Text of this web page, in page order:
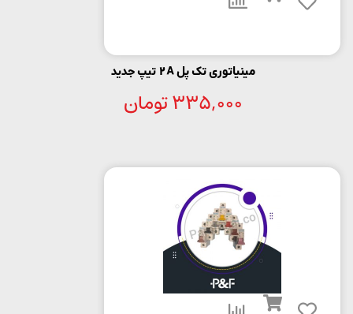
مینیاتوری تک پل 2A تیپ جدید
335,000تومان